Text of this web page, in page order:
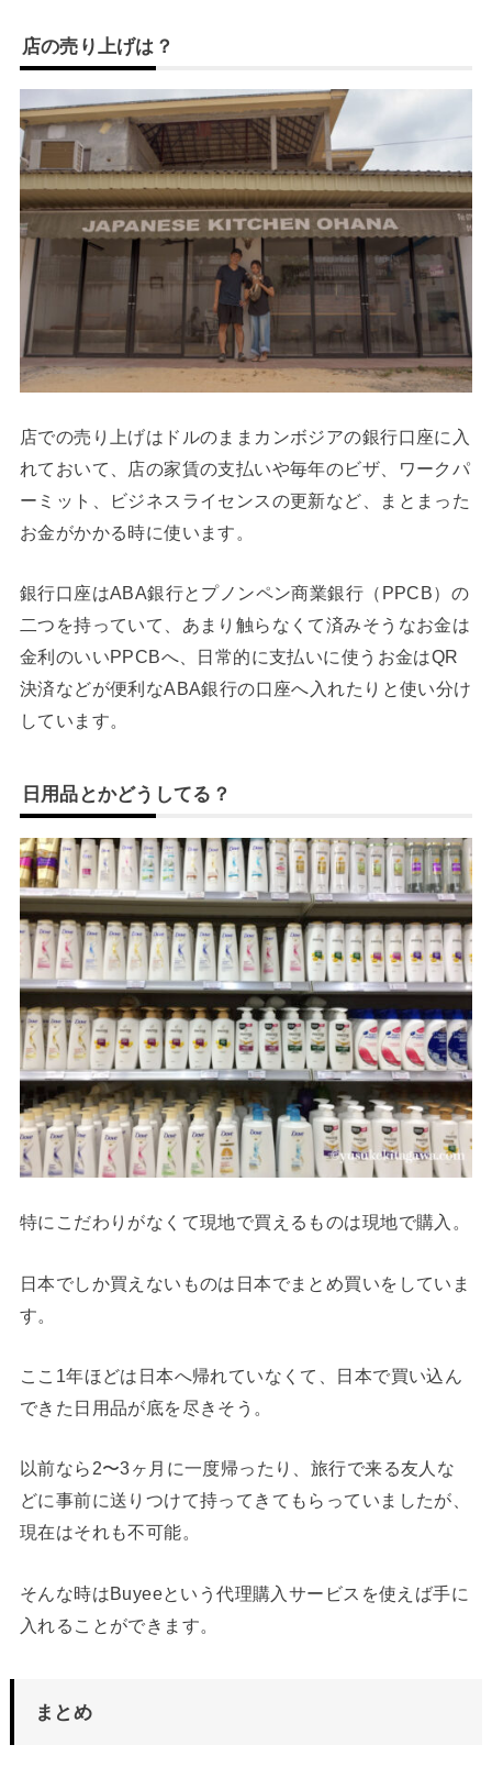
店の売り上げは？
店での売り上げはドルのままカンボジアの銀行口座に入
れておいて、店の家賃の支払いや毎年のビザ、ワークパ
ーミット、ビジネスライセンスの更新など、まとまった
お金がかかる時に使います。
銀行口座はABA銀行とプノンペン商業銀行（PPCB）の
二つを持っていて、あまり触らなくて済みそうなお金は
金利のいいPPCBへ、日常的に支払いに使うお金はQR
決済などが便利なABA銀行の口座へ入れたりと使い分け
しています。
日用品とかどうしてる？
特にこだわりがなくて現地で買えるものは現地で購入。
日本でしか買えないものは日本でまとめ買いをしていま
す。
ここ1年ほどは日本へ帰れていなくて、日本で買い込ん
できた日用品が底を尽きそう。
以前なら2〜3ヶ月に一度帰ったり、旅行で来る友人な
どに事前に送りつけて持ってきてもらっていましたが、
現在はそれも不可能。
そんな時はBuyeeという代理購入サービスを使えば手に
入れることができます。
まとめ